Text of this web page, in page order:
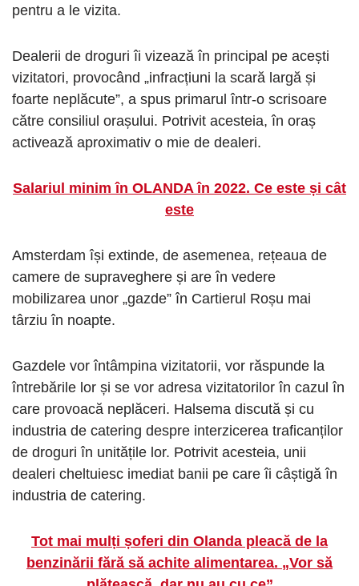
pentru a le vizita.
Dealerii de droguri îi vizează în principal pe acești
vizitatori, provocând „infracțiuni la scară largă și
foarte neplăcute”, a spus primarul într-o scrisoare
către consiliul orașului. Potrivit acesteia, în oraș
activează aproximativ o mie de dealeri.
Salariul minim în OLANDA în 2022. Ce este și cât
este
Amsterdam își extinde, de asemenea, rețeaua de
camere de supraveghere și are în vedere
mobilizarea unor „gazde” în Cartierul Roșu mai
târziu în noapte.
Gazdele vor întâmpina vizitatorii, vor răspunde la
întrebările lor și se vor adresa vizitatorilor în cazul în
care provoacă neplăceri. Halsema discută și cu
industria de catering despre interzicerea traficanților
de droguri în unitățile lor. Potrivit acesteia, unii
dealeri cheltuiesc imediat banii pe care îi câștigă în
industria de catering.
Tot mai mulți șoferi din Olanda pleacă de la
benzinării fără să achite alimentarea. „Vor să